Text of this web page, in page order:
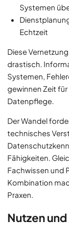
Systemen
Echtzeit
Diese
drastisch.
Systemen,
gewinnen Zeit
Datenpflege.
Der Wandel
technisches
Fähigkeiten.
Fachwissen und
Kombination
Praxen.
Nutzen